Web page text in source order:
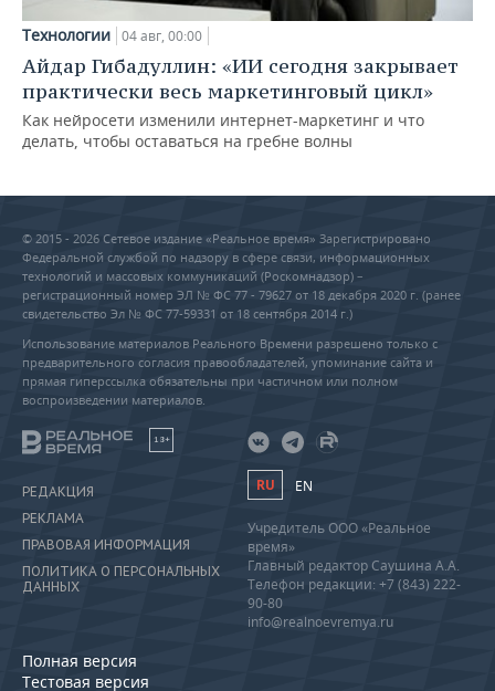
Технологии 04 авг, 00:00
Айдар Гибадуллин: «ИИ сегодня закрывает
практически весь маркетинговый цикл»
Как нейросети изменили интернет-маркетинг и что
делать, чтобы оставаться на гребне волны
© 2015 - 2026 Сетевое издание «Реальное время» Зарегистрировано
Федеральной службой по надзору в сфере связи, информационных
технологий и массовых коммуникаций (Роскомнадзор) –
регистрационный номер ЭЛ № ФС 77 - 79627 от 18 декабря 2020 г. (ранее
свидетельство Эл № ФС 77-59331 от 18 сентября 2014 г.)
Использование материалов Реального Времени разрешено только с
предварительного согласия правообладателей, упоминание сайта и
прямая гиперссылка обязательны при частичном или полном
воспроизведении материалов.
18+
РЕДАКЦИЯ
РЕКЛАМА
ПРАВОВАЯ ИНФОРМАЦИЯ
ПОЛИТИКА О ПЕРСОНАЛЬНЫХ
ДАННЫХ
Полная версия
Тестовая версия
RU EN
Учредитель ООО «Реальное
время»
Главный редактор Саушина А.А.
Телефон редакции: +7 (843) 222-
90-80
info@realnoevremya.ru